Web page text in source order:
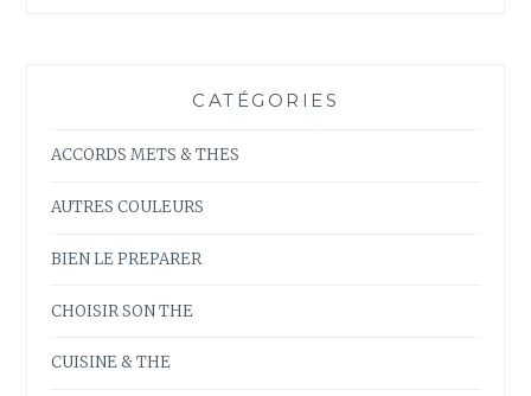
CATÉGORIES
ACCORDS METS & THES
AUTRES COULEURS
BIEN LE PREPARER
CHOISIR SON THE
CUISINE & THE